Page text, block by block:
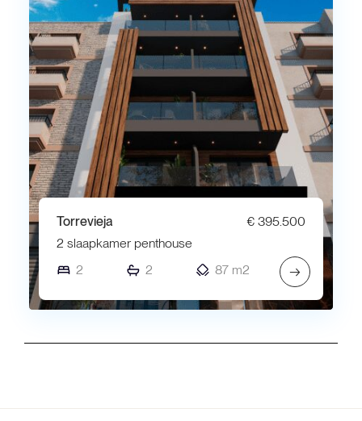
Torrevieja
€ 395.500
2 slaapkamer penthouse
2
2 87 m2 →